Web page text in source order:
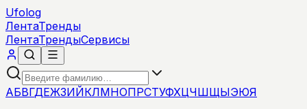
Ufolog
ЛентаТренды
ЛентаТрендыСервисы
АБВГДЕЖЗИЙКЛМНОПРСТУФХЦЧШЩЫЭЮЯ